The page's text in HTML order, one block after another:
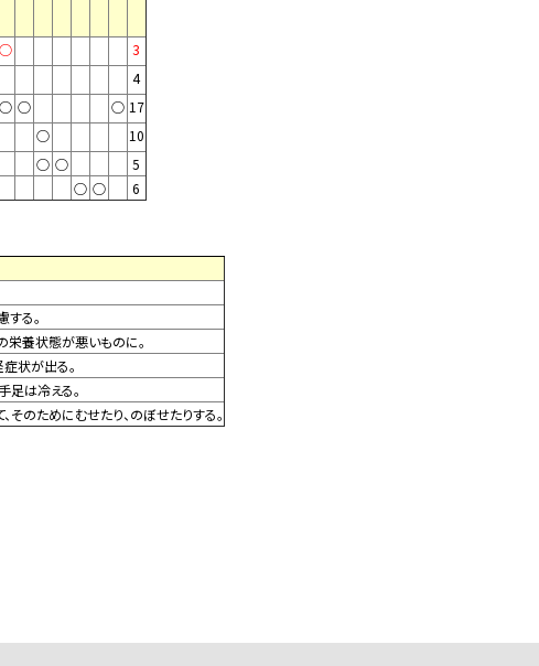
○
3
4
○ ○ ○ 17
○
10
○ ○
5
○ ○ 6
る。
栄養状態が悪いものに。
状が出る。
足は冷える。
のためにむせたり、のぼせたりする。